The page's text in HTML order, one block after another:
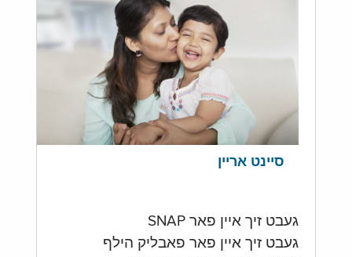
סיינט אריין
געבט זיך איין פאר SNAP
געבט זיך איין פאר פאבליק הילף